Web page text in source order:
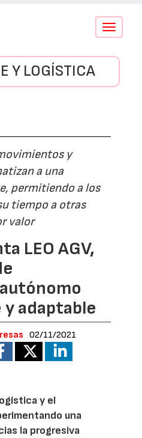
Conmutar
Y LOGÍSTICA
y
a una
permitiendo a los
tiempo a otras
valor
LEO AGV,
adaptable
02/11/2021
y el
una
la progresiva